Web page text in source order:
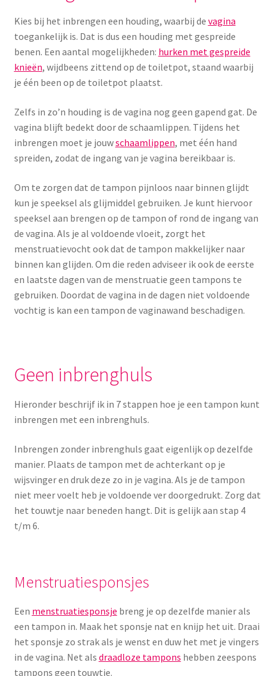
Diverse
Contact
Kies bij het inbrengen een houding, waarbij de vagina
toegankelijk is. Dat is dus een houding met gespreide
benen. Een aantal mogelijkheden: hurken met gespreide
knieën, wijdbeens zittend op de toiletpot, staand waarbij
je één been op de toiletpot plaatst.
Zelfs in zo’n houding is de vagina nog geen gapend gat. De
vagina blijft bedekt door de schaamlippen. Tijdens het
inbrengen moet je jouwschaamlippen, met één hand
spreiden, zodat de ingang van je vagina bereikbaar is.
Om te zorgen dat de tampon pijnloos naar binnen glijdt
kun je speeksel als glijmiddel gebruiken. Je kunt hiervoor
speeksel aan brengen op de tampon of rond de ingang van
de vagina. Als je al voldoende vloeit, zorgt het
menstruatievocht ook dat de tampon makkelijker naar
binnen kan glijden. Om die reden adviseer ik ook de eerste
en laatste dagen van de menstruatie geen tampons te
gebruiken. Doordat de vagina in de dagen niet voldoende
vochtig is kan een tampon de vaginawand beschadigen.
Geen inbrenghuls
Hieronder beschrijf ik in 7 stappen hoe je een tampon kunt
inbrengen met een inbrenghuls.
Inbrengen zonder inbrenghuls gaat eigenlijk op dezelfde
manier. Plaats de tampon met de achterkant op je
wijsvinger en druk deze zo in je vagina. Als je de tampon
niet meer voelt heb je voldoende ver doorgedrukt. Zorg dat
het touwtje naar beneden hangt. Dit is gelijk aan stap 4
t/m 6.
Menstruatiesponsjes
Een menstruatiesponsje breng je op dezelfde manier als
een tampon in. Maak het sponsje nat en knijp het uit. Draai
het sponsje zo strak als je wenst en duw het met je vingers
in de vagina. Net als draadloze tampons hebben zeespons
tampons geen touwtje.